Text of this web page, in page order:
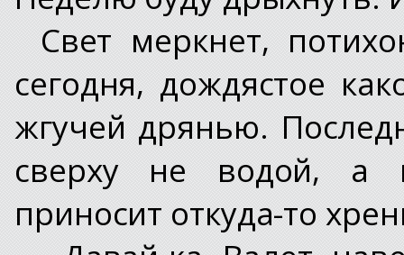
Свет меркнет,
сегодня, дождястое
жгучей дрянью.
сверху не водой, а
приносит откуда-то